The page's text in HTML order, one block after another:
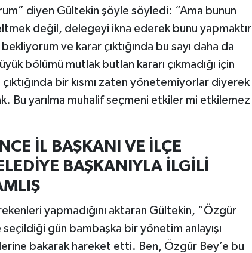
diyen Gültekin şöyle söyledi: “Ama bunun
değil, delegeyi ikna ederek bunu yapmaktır
bekliyorum ve karar çıktığında bu sayı daha da
bölümü mutlak butlan kararı çıkmadığı için
bir kısmı zaten yönetemiyorlar diyerek
Bu yarılma muhalif seçmeni etkiler mi etkilemez
İL BAŞKANI VE İLÇE
BAŞKANIYLA İLGİLİ
yapmadığını aktaran Gültekin, “Özgür
gün bambaşka bir yönetim anlayışı
bakarak hareket etti. Ben, Özgür Bey’e bu